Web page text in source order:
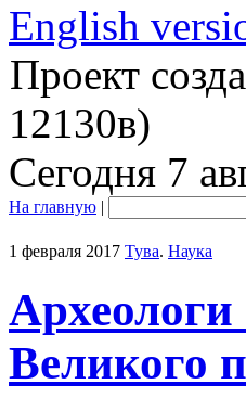
English
Проект
12130в)
Сегодня 7
На главную |
1 февраля 2017 Тува. Наука
Великого